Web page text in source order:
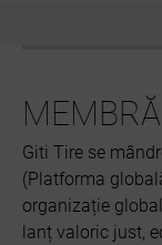
Giti Tire se
(Platforma
organizație
lanț valoric just,